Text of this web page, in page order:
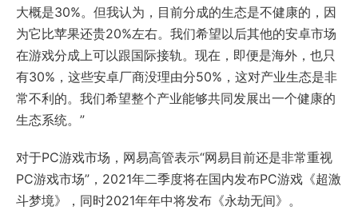
大概是30%。但我认为，目前分成的生态是不健康的，因
为它比苹果还贵20%左右。我们希望以后其他的安卓市场
在游戏分成上可以跟国际接轨。现在，即便是海外，也只
有30%，这些安卓厂商没理由分50%，这对产业生态是非
常不利的。我们希望整个产业能够共同发展出一个健康的
生态系统。”
对于PC游戏市场，网易高管表示“网易目前还是非常重视
PC游戏市场”，2021年二季度将在国内发布PC游戏《超激
斗梦境》，同时2021年年中将发布《永劫无间》。